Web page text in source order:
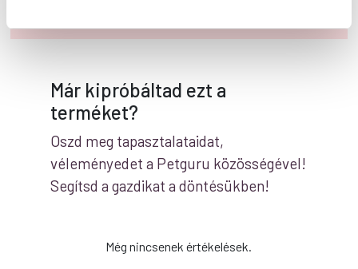
Már kipróbáltad ezt a
terméket?
Oszd meg tapasztalataidat,
véleményedet a Petguru közösségével!
Segítsd a gazdikat a döntésükben!
Még nincsenek értékelések.